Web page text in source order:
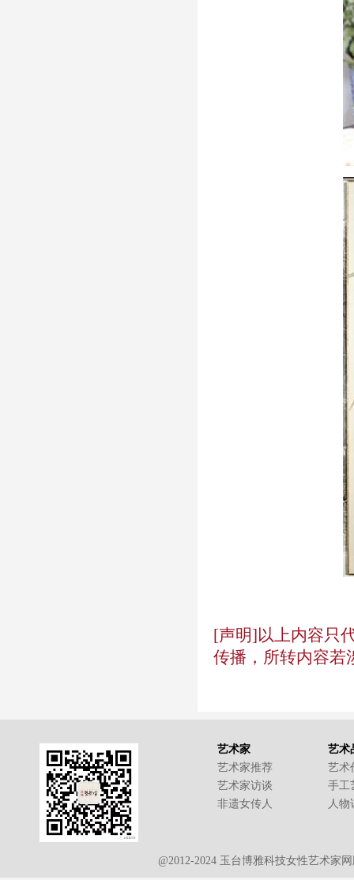
[声明]以上内容只
传播，所转内容若
艺术家
艺术家推荐
艺术家访谈
非遗女传人
艺术
艺术
手工
人物
@2012-2024 玉台博雅科技女性艺术家